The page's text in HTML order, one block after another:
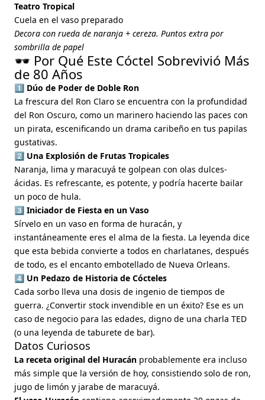
Teatro Tropical
Cuela en el vaso preparado
Decora con rueda de naranja + cereza. Puntos extra por
sombrilla de papel
🕶️ Por Qué Este Cóctel Sobrevivió Más
de 80 Años
1️⃣ Dúo de Poder de Doble Ron
La frescura del Ron Claro se encuentra con la profundidad
del Ron Oscuro, como un marinero haciendo las paces con
un pirata, escenificando un drama caribeño en tus papilas
gustativas.
2️⃣ Una Explosión de Frutas Tropicales
Naranja, lima y maracuyá te golpean con olas dulces-
ácidas. Es refrescante, es potente, y podría hacerte bailar
un poco de hula.
3️⃣ Iniciador de Fiesta en un Vaso
Sírvelo en un vaso en forma de huracán, y
instantáneamente eres el alma de la fiesta. La leyenda dice
que esta bebida convierte a todos en charlatanes, después
de todo, es el encanto embotellado de Nueva Orleans.
4️⃣ Un Pedazo de Historia de Cócteles
Cada sorbo lleva una dosis de ingenio de tiempos de
guerra. ¿Convertir stock invendible en un éxito? Ese es un
caso de negocio para las edades, digno de una charla TED
(o una leyenda de taburete de bar).
Datos Curiosos
La receta original del Huracán probablemente era incluso
más simple que la versión de hoy, consistiendo solo de ron,
jugo de limón y jarabe de maracuyá.